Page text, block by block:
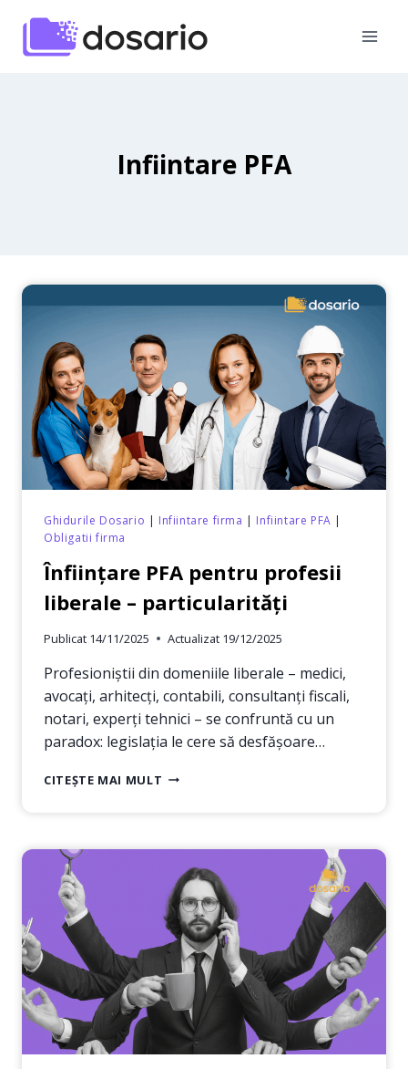
content
Infiintare PFA
Ghidurile Dosario | Infiintare firma | Infiintare PFA |
Obligatii firma
Înființare PFA pentru profesii
liberale – particularități
Publicat 14/11/2025 Actualizat 19/12/2025
Profesioniștii din domeniile liberale – medici,
avocați, arhitecți, contabili, consultanți fiscali,
notari, experți tehnici – se confruntă cu un
paradox: legislația le cere să desfășoare…
CITEȘTE MAI MULT ÎNFIINȚARE
LIBERALE
PARTICULARITĂȚI